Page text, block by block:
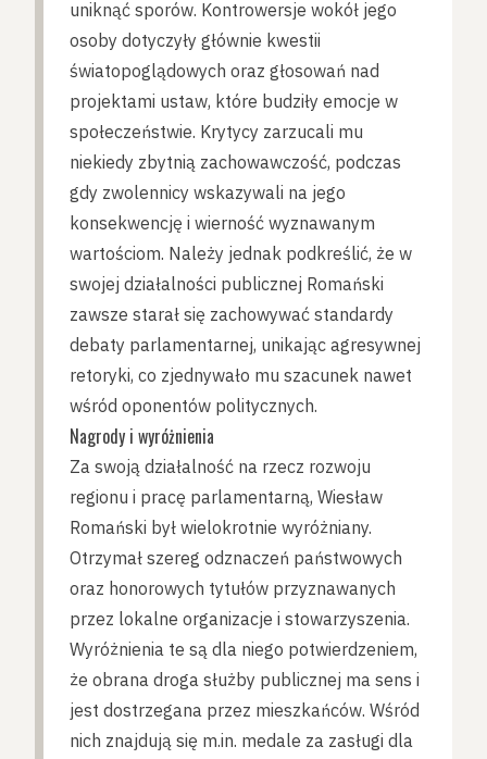
uniknąć sporów. Kontrowersje wokół jego
osoby dotyczyły głównie kwestii
światopoglądowych oraz głosowań nad
projektami ustaw, które budziły emocje w
społeczeństwie. Krytycy zarzucali mu
niekiedy zbytnią zachowawczość, podczas
gdy zwolennicy wskazywali na jego
konsekwencję i wierność wyznawanym
wartościom. Należy jednak podkreślić, że w
swojej działalności publicznej Romański
zawsze starał się zachowywać standardy
debaty parlamentarnej, unikając agresywnej
retoryki, co zjednywało mu szacunek nawet
wśród oponentów politycznych.
Nagrody i wyróżnienia
Za swoją działalność na rzecz rozwoju
regionu i pracę parlamentarną, Wiesław
Romański był wielokrotnie wyróżniany.
Otrzymał szereg odznaczeń państwowych
oraz honorowych tytułów przyznawanych
przez lokalne organizacje i stowarzyszenia.
Wyróżnienia te są dla niego potwierdzeniem,
że obrana droga służby publicznej ma sens i
jest dostrzegana przez mieszkańców. Wśród
nich znajdują się m.in. medale za zasługi dla